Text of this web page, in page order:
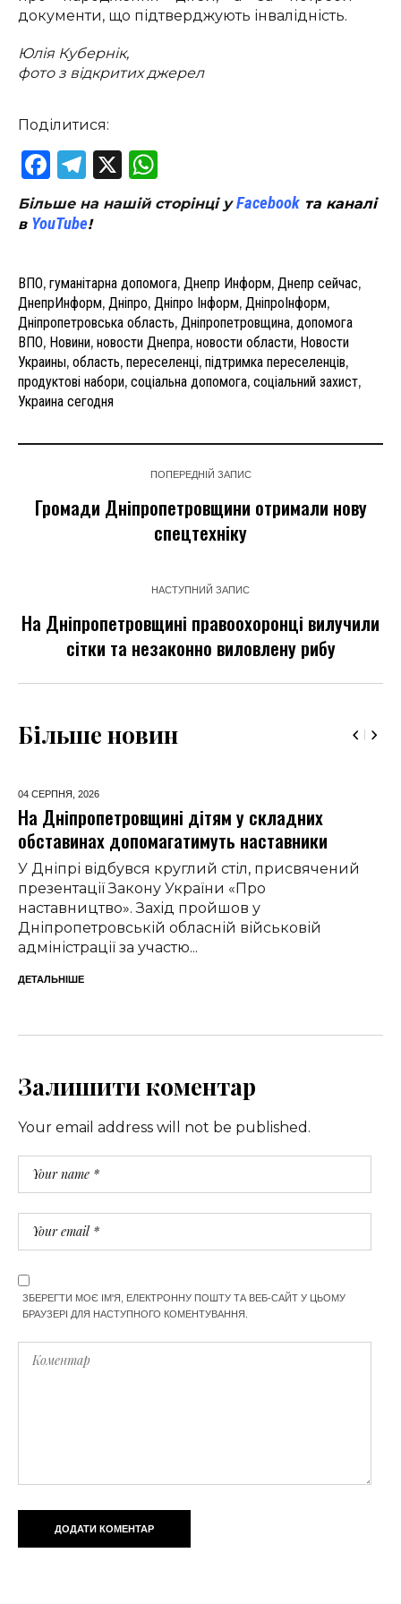
документи, що підтверджують інвалідність.
Юлія Кубернік,
фото з відкритих джерел
Поділитися:
Facebook
Telegram
X
Більше на нашій сторінці уFacebook та каналі
в YouTube!
ВПО, гуманітарна допомога, Днепр Информ, Днепр сейчас,
ДнепрИнформ, Дніпро, Дніпро Інформ, ДніпроІнформ,
Дніпропетровська область, Дніпропетровщина, допомога
ВПО, Новини, новости Днепра, новости области, Новости
Украины, область, переселенці, підтримка переселенців,
продуктові набори, соціальна допомога, соціальний захист,
Украина сегодня
ПОПЕРЕДНІЙ ЗАПИС
Громади Дніпропетровщини отримали нову
спецтехніку
НАСТУПНИЙ ЗАПИС
На Дніпропетровщині правоохоронці вилучили
сітки та незаконно виловлену рибу
Більше новин
04 СЕРПНЯ, 2026
На Дніпропетровщині дітям у складних
обставинах допомагатимуть наставники
У Дніпрі відбувся круглий стіл, присвячений
презентації Закону України «Про
наставництво». Захід пройшов у
Дніпропетровській обласній військовій
адміністрації за участю...
ДЕТАЛЬНІШЕ
Залишити коментар
Your email address will not be published.
ЗБЕРЕГТИ МОЄ ІМ'Я, ЕЛЕКТРОННУ ПОШТУ ТА ВЕБ-САЙТ У ЦЬОМУ
БРАУЗЕРІ ДЛЯ НАСТУПНОГО КОМЕНТУВАННЯ.